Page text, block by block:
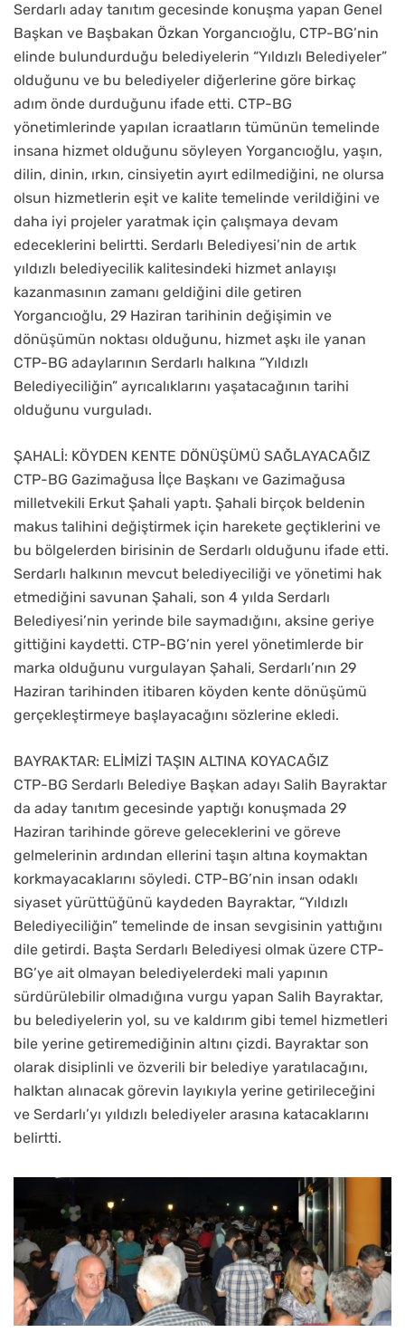
Serdarlı aday tanıtım gecesinde konuşma yapan Genel
Başkan ve Başbakan Özkan Yorgancıoğlu, CTP-BG’nin
elinde bulundurduğu belediyelerin “Yıldızlı Belediyeler”
olduğunu ve bu belediyeler diğerlerine göre birkaç
adım önde durduğunu ifade etti. CTP-BG
yönetimlerinde yapılan icraatların tümünün temelinde
insana hizmet olduğunu söyleyen Yorgancıoğlu, yaşın,
dilin, dinin, ırkın, cinsiyetin ayırt edilmediğini, ne olursa
olsun hizmetlerin eşit ve kalite temelinde verildiğini ve
daha iyi projeler yaratmak için çalışmaya devam
edeceklerini belirtti. Serdarlı Belediyesi’nin de artık
yıldızlı belediyecilik kalitesindeki hizmet anlayışı
kazanmasının zamanı geldiğini dile getiren
Yorgancıoğlu, 29 Haziran tarihinin değişimin ve
dönüşümün noktası olduğunu, hizmet aşkı ile yanan
CTP-BG adaylarının Serdarlı halkına “Yıldızlı
Belediyeciliğin” ayrıcalıklarını yaşatacağının tarihi
olduğunu vurguladı.
ŞAHALİ: KÖYDEN KENTE DÖNÜŞÜMÜ SAĞLAYACAĞIZ
CTP-BG Gazimağusa İlçe Başkanı ve Gazimağusa
milletvekili Erkut Şahali yaptı. Şahali birçok beldenin
makus talihini değiştirmek için harekete geçtiklerini ve
bu bölgelerden birisinin de Serdarlı olduğunu ifade etti.
Serdarlı halkının mevcut belediyeciliği ve yönetimi hak
etmediğini savunan Şahali, son 4 yılda Serdarlı
Belediyesi’nin yerinde bile saymadığını, aksine geriye
gittiğini kaydetti. CTP-BG’nin yerel yönetimlerde bir
marka olduğunu vurgulayan Şahali, Serdarlı’nın 29
Haziran tarihinden itibaren köyden kente dönüşümü
gerçekleştirmeye başlayacağını sözlerine ekledi.
BAYRAKTAR: ELİMİZİ TAŞIN ALTINA KOYACAĞIZ
CTP-BG Serdarlı Belediye Başkan adayı Salih Bayraktar
da aday tanıtım gecesinde yaptığı konuşmada 29
Haziran tarihinde göreve geleceklerini ve göreve
gelmelerinin ardından ellerini taşın altına koymaktan
korkmayacaklarını söyledi. CTP-BG’nin insan odaklı
siyaset yürüttüğünü kaydeden Bayraktar, “Yıldızlı
Belediyeciliğin” temelinde de insan sevgisinin yattığını
dile getirdi. Başta Serdarlı Belediyesi olmak üzere CTP-
BG’ye ait olmayan belediyelerdeki mali yapının
sürdürülebilir olmadığına vurgu yapan Salih Bayraktar,
bu belediyelerin yol, su ve kaldırım gibi temel hizmetleri
bile yerine getiremediğinin altını çizdi. Bayraktar son
olarak disiplinli ve özverili bir belediye yaratılacağını,
halktan alınacak görevin layıkıyla yerine getirileceğini
ve Serdarlı’yı yıldızlı belediyeler arasına katacaklarını
belirtti.